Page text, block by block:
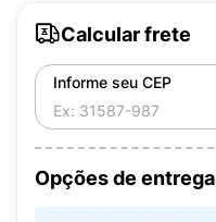
Calcular frete
Informe seu CEP
Opções de entrega